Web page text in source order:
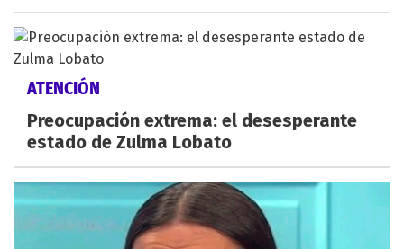
ATENCIÓN
Preocupación extrema: el desesperante
estado de Zulma Lobato